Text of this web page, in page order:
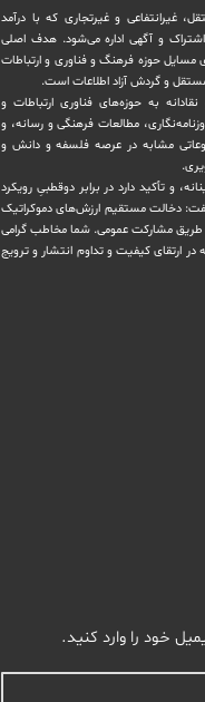
غیرانتفاعی و غیرتجاری که با درآمد
و آگهی اداره می‌شود. ‏هدف اصلی
مسایل حوزه فرهنگ و فناوری و ارتباطات
و‌ گردش ‏آزاد اطلاعات است.
به حوزه‌های فناوری ارتباطات و
‏مطالعات فرهنگی و رسانه، و
مشابه در عرصه فلسفه و دانش و
و تأکید دارد ‏در برابر دوقطبیِ رویکرد
دخالت مستقیم ارزش‌های دموکراتیک
طریق مشاركت عمومی. شما مخاطب گرامی
ارتقای کیفیت و تداوم انتشار و ترویج
خود را وارد کنید.